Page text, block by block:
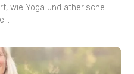
wie Yoga und ätherische